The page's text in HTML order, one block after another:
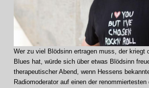
Wer zu viel Blödsinn ertragen muss, der kriegt
Blues hat, würde sich über etwas Blödsinn
therapeutischer Abend, wenn Hessens
Radiomoderator auf einen der renommiertesten